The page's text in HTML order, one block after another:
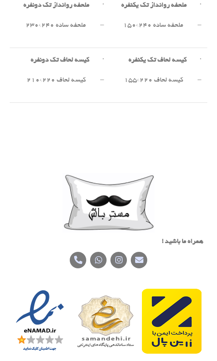
·ملحفه روانداز تک یکنفره
– ملحفه ساده ۲۴۰*۱۵۰
·ملحفه روانداز تک دونفره
– ملحفه ساده ۲۴۰*۲۳۰
·کیسه لحاف تک یکنفره
– کیسه لحاف ۲۲۰*۱۵۵
·کیسه لحاف تک دونفره
– کیسه لحاف ۲۲۰*۲۱۰
همراه ما باشید !